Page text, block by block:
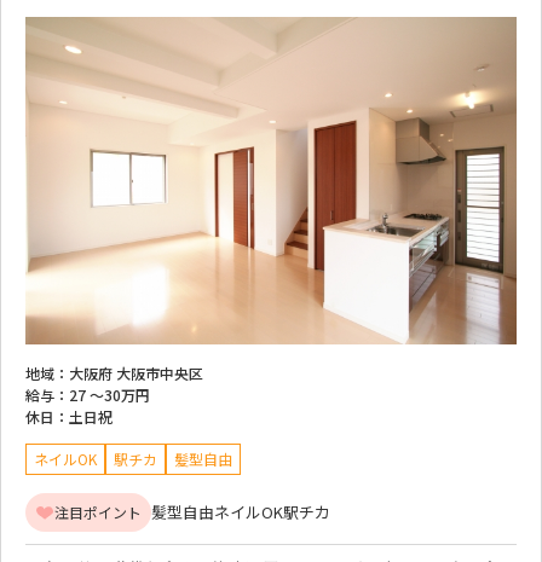
地域： 大阪府 大阪市中央区
給与： 27 ～30万円
休日： 土日祝
ネイルOK 駅チカ 髪型自由
注目ポイント 髪型自由ネイルOK駅チカ